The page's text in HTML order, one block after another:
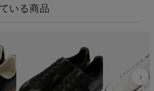
いる商品